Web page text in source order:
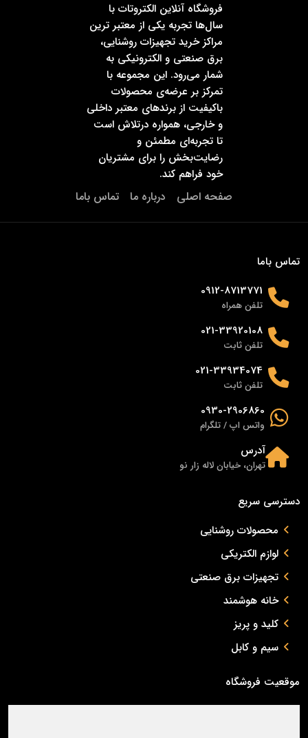
فروشگاه آنلاین الکتروتات با
سال‌ها تجربه یکی از معتبر ترین
مراکز خرید تجهیزات روشنایی،
برق صنعتی و الکترونیکی به
شمار می‌رود. این مجموعه با
تمرکز بر عرضه‌ی محصولات
باکیفیت از برندهای معتبر داخلی
و خارجی، همواره درتلاش است
تا تجربه‌ای مطمئن و
رضایت‌بخش را برای مشتریان
خود فراهم کند.
صفحه اصلی درباره ما تماس باما
تماس باما
0912-8713771
تلفن همراه
021-33920108
تلفن ثابت
021-33934074
تلفن ثابت
0930-2906860
واتس اپ / تلگرام
آدرس
تهران، خیابان لاله زار نو
دسترسی سریع
محصولات روشنایی
لوازم الکتریکی
تجهیزات برق صنعتی
خانه هوشمند
کلید و پریز
سیم و کابل
موقعیت فروشگاه